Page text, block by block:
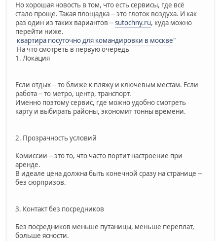
Но хорошая новость в том, что есть сервисы, где всё
стало проще. Такая площадка -- это глоток воздуха. И как
раз один из таких вариантов --sutochny.ru, куда можно
перейти ниже.
квартира посуточно для командировки в москве"
На что смотреть в первую очередь
1. Локация
Если отдых -- то ближе к пляжу и ключевым местам. Если
работа -- то метро, центр, транспорт.
Именно поэтому сервис, где можно удобно смотреть
карту и выбирать районы, экономит тонны времени.
2. Прозрачность условий
Комиссии -- это то, что часто портит настроение при
аренде.
В идеале цена должна быть конечной сразу на странице --
без сюрпризов.
3. Контакт без посредников
Без посредников меньше путаницы, меньше переплат,
больше ясности.